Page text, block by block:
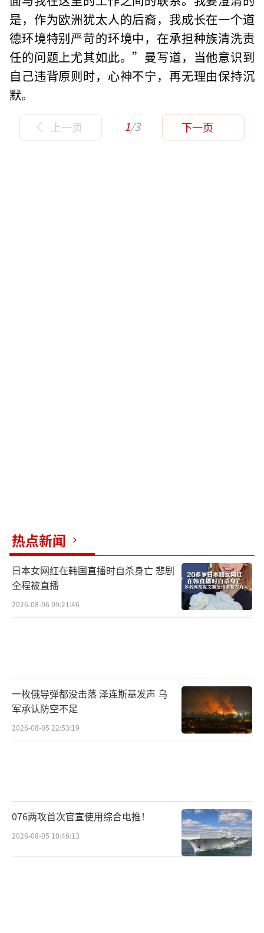
是，作为欧洲犹太人的后裔，我成长在一个道
德环境特别严苛的环境中，在承担种族清洗责
任的问题上尤其如此。”曼写道，当他意识到
自己违背原则时，心神不宁，再无理由保持沉
默。
上一页 1/3 下一页
热点新闻
日本女网红在韩国直播时自杀身亡 悲剧
全程被直播
2026-08-06 09:21:46
一枚俄导弹都没击落 泽连斯基发声 乌
军承认防空不足
2026-08-05 22:53:19
076两攻首次官宣使用综合电推！
2026-08-05 10:46:13